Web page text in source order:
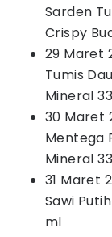
Sarden
Crispy
29 Maret
Tumis
Mineral
30 Maret
Mentega
Mineral
31 Maret
Sawi
ml